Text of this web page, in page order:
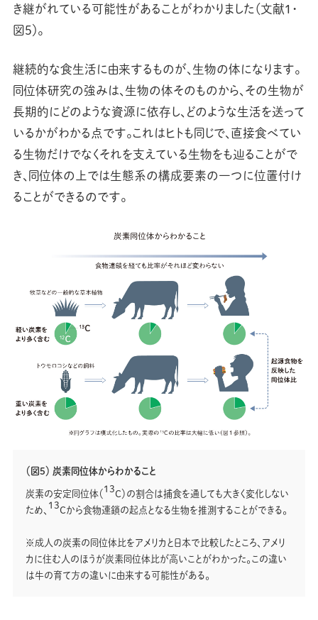
き継がれている可能性があることがわかりました（文献1・
図5）。
継続的な食生活に由来するものが、生物の体になります。
同位体研究の強みは、生物の体そのものから、その生物が
長期的にどのような資源に依存し、どのような生活を送って
いるかがわかる点です。これはヒトも同じで、直接食べてい
る生物だけでなくそれを支えている生物をも辿ることがで
き、同位体の上では生態系の構成要素の一つに位置付け
ることができるのです。
（図5） 炭素同位体からわかること
炭素の安定同位体（13C）の割合は捕食を通しても大きく変化しない
ため、 13Cから食物連鎖の起点となる生物を推測することができる。
※成人の炭素の同位体比をアメリカと日本で比較したところ、アメリ
カに住む人のほうが炭素同位体比が高いことがわかった。この違い
は牛の育て方の違いに由来する可能性がある。